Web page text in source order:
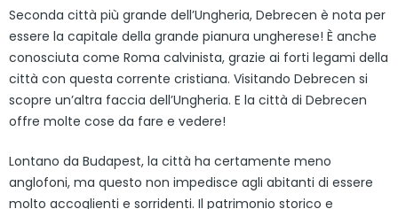
Seconda città più grande dell’Ungheria, Debrecen è nota per
essere la capitale della grande pianura ungherese! È anche
conosciuta come Roma calvinista, grazie ai forti legami della
città con questa corrente cristiana. Visitando Debrecen si
scopre un’altra faccia dell’Ungheria. E la città di Debrecen
offre molte cose da fare e vedere!
Lontano da Budapest, la città ha certamente meno
anglofoni, ma questo non impedisce agli abitanti di essere
molto accoglienti e sorridenti. Il patrimonio storico e